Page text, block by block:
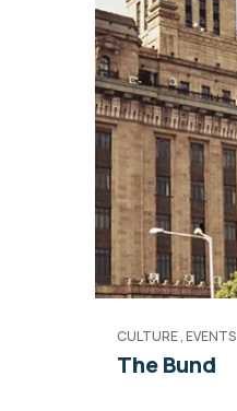
CULTURE, EVENTS
The Bund